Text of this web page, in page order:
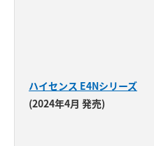
ハイセンス E4Nシリーズ
(2024年4月 発売)